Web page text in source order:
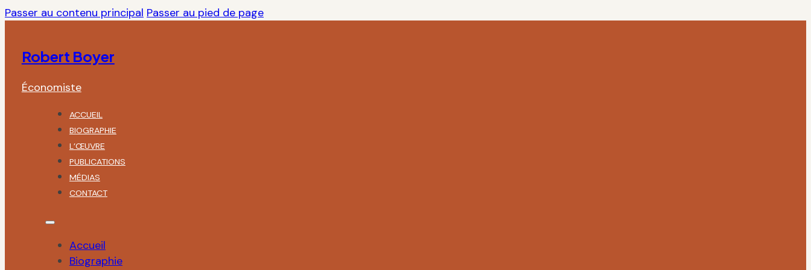
Passer au contenu principal Passer au pied de page
Robert Boyer
Économiste
ACCUEIL
BIOGRAPHIE
L’ŒUVRE
PUBLICATIONS
MÉDIAS
CONTACT
Accueil
Biographie